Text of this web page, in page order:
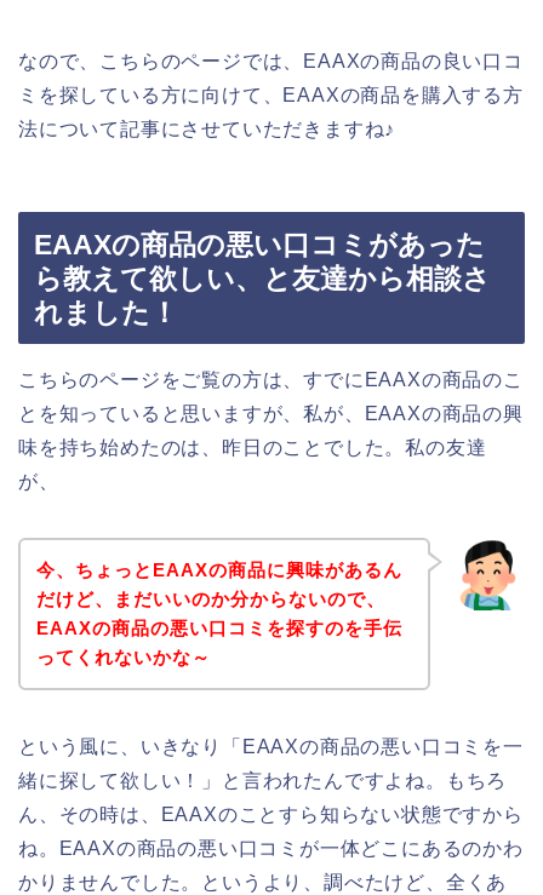
なので、こちらのページでは、EAAXの商品の良い口コ
ミを探している方に向けて、EAAXの商品を購入する方
法について記事にさせていただきますね♪
EAAXの商品の悪い口コミがあった
ら教えて欲しい、と友達から相談さ
れました！
こちらのページをご覧の方は、すでにEAAXの商品のこ
とを知っていると思いますが、私が、EAAXの商品の興
味を持ち始めたのは、昨日のことでした。私の友達
が、
今、ちょっとEAAXの商品に興味があるん
だけど、まだいいのか分からないので、
EAAXの商品の悪い口コミを探すのを手伝
ってくれないかな～
という風に、いきなり「EAAXの商品の悪い口コミを一
緒に探して欲しい！」と言われたんですよね。もちろ
ん、その時は、EAAXのことすら知らない状態ですから
ね。EAAXの商品の悪い口コミが一体どこにあるのかわ
かりませんでした。というより、調べたけど、全くあ